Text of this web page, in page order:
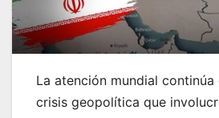
La atención mundial continúa
crisis geopolítica que